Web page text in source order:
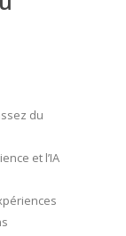
du
et l’IA